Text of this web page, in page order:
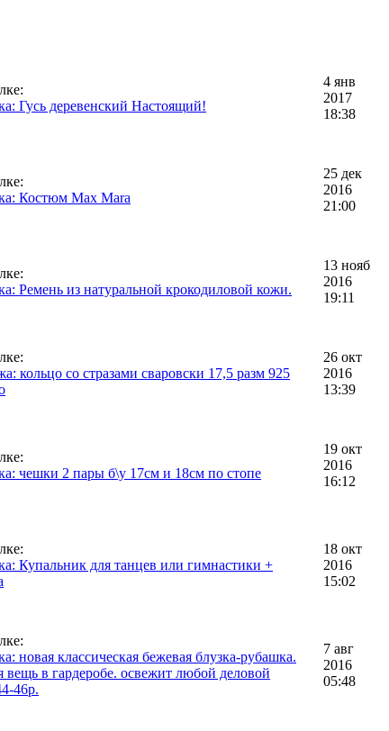
Гусь деревенский Настоящий!
4 янв
2017
18:38
Костюм Max Mara
25 дек
2016
21:00
Ремень из натуральной крокодиловой кожи.
13 нояб
2016
19:11
кольцо со стразами сваровски 17,5 разм 925
26 окт
2016
13:39
чешки 2 пары б\у 17см и 18см по стопе
19 окт
2016
16:12
Купальник для танцев или гимнастики +
18 окт
2016
15:02
новая классическая бежевая блузка-рубашка.
вещь в гардеробе. освежит любой деловой
46р.
7 авг
2016
05:48